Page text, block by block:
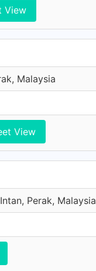
View
Malaysia
View
Perak, Malaysia